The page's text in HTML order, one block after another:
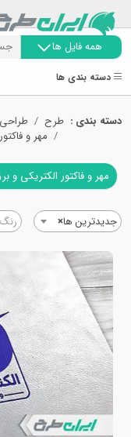
همه فایل ها
دسته بندی ها
دسته بندی : طرح طراحی
مهر و
مهر و فاکتور الکتریکی و
×جدیدترین ها رنگ